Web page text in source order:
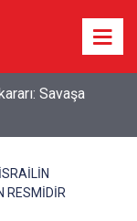
Savaşa
RESMİDİR